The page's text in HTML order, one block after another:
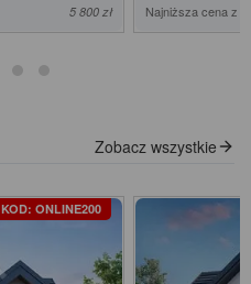
5 800 zł
Najniższa cena z
Zobacz wszystkie
KOD: ONLINE200